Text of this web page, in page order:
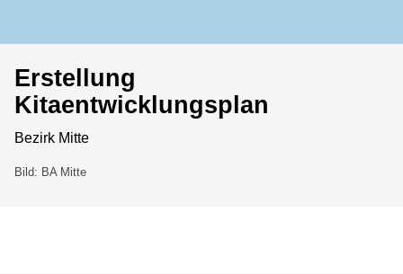
Erstellung
Kitaentwicklungsplan
Bezirk Mitte
Bild: BA Mitte